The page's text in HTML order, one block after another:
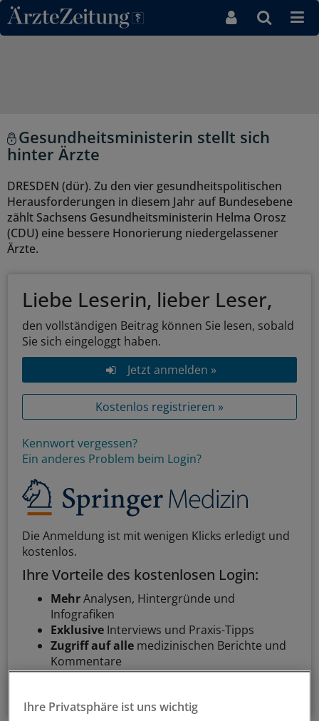
Direkt zum Inhaltsbereich
Gesundheitsministerin stellt sich
hinter Ärzte
DRESDEN (dür). Zu den vier gesundheitspolitischen
Herausforderungen in diesem Jahr auf Bundesebene
zählt Sachsens Gesundheitsministerin Helma Orosz
(CDU) eine bessere Honorierung niedergelassener
Ärzte.
Liebe Leserin, lieber Leser,
den vollständigen Beitrag können Sie lesen, sobald
Sie sich eingeloggt haben.
Jetzt anmelden »
Kostenlos registrieren »
Kennwort vergessen?
Ein anderes Problem beim Login?
Die Anmeldung ist mit wenigen Klicks erledigt und
kostenlos.
Ihre Vorteile des kostenlosen Login:
MehrAnalysen, Hintergründe und
Infografiken
Exklusive Interviews und Praxis-Tipps
Zugriff auf alle medizinischen Berichte und
Kommentare
Ihre Privatsphäre ist uns wichtig